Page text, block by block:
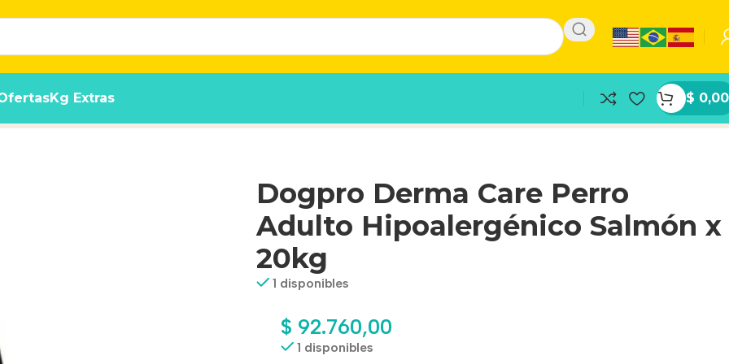
Kg Extras $ 0,00
Salmón x 20kg
Dogpro Derma Care Perro
Adulto Hipoalergénico Salmón x
20kg
1 disponibles
$ 92.760,00
1 disponibles